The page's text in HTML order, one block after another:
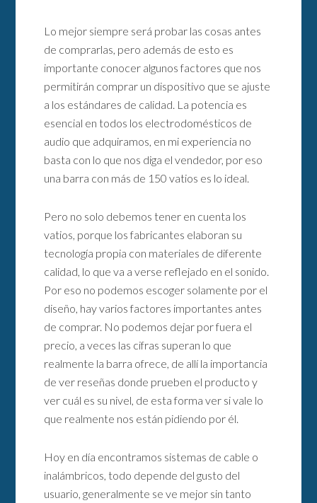
Lo mejor siempre será probar las cosas antes
de comprarlas, pero además de esto es
importante conocer algunos factores que nos
permitirán comprar un dispositivo que se ajuste
a los estándares de calidad. La potencia es
esencial en todos los electrodomésticos de
audio que adquiramos, en mi experiencia no
basta con lo que nos diga el vendedor, por eso
una barra con más de 150 vatios es lo ideal.
Pero no solo debemos tener en cuenta los
vatios, porque los fabricantes elaboran su
tecnología propia con materiales de diferente
calidad, lo que va a verse reflejado en el sonido.
Por eso no podemos escoger solamente por el
diseño, hay varios factores importantes antes
de comprar. No podemos dejar por fuera el
precio, a veces las cifras superan lo que
realmente la barra ofrece, de allí la importancia
de ver reseñas donde prueben el producto y
ver cuál es su nivel, de esta forma ver si vale lo
que realmente nos están pidiendo por él.
Hoy en día encontramos sistemas de cable o
inalámbricos, todo depende del gusto del
usuario, generalmente se ve mejor sin tanto